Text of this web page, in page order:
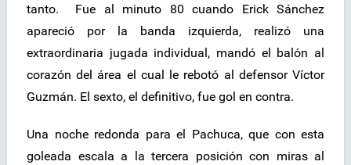
tanto. Fue al minuto 80 cuando Erick Sánchez
apareció por la banda izquierda, realizó una
extraordinaria jugada individual, mandó el balón al
corazón del área el cual le rebotó al defensor Víctor
Guzmán. El sexto, el definitivo, fue gol en contra.
Una noche redonda para el Pachuca, que con esta
goleada escala a la tercera posición con miras al